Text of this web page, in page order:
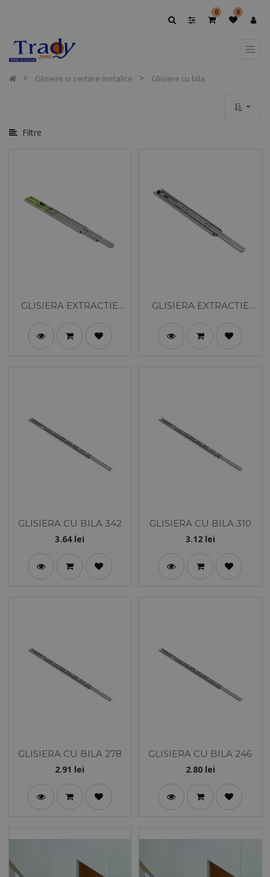
0 0
Glisiere si sertare metalice Glisiere cu bila
Filtre
Afișați
Categoriile
GLISIERA EXTRACTIE
AMORTIZARE
GLISIERA EXTRACTIE
GLISIERA CU BILA 342
3.64lei
GLISIERA CU BILA 310
3.12lei
GLISIERA CU BILA 278
2.91 lei
GLISIERA CU BILA 246
2.80lei